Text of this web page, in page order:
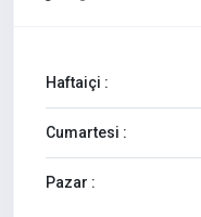
Haftaiçi :
Cumartesi :
Pazar :